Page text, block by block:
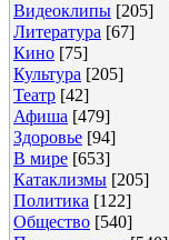
Видеоклипы [205]
Литература [67]
Кино [75]
Культура [205]
Театр [42]
Афиша [479]
Здоровье [94]
В мире [653]
Катаклизмы [205]
Политика [122]
Общество [540]